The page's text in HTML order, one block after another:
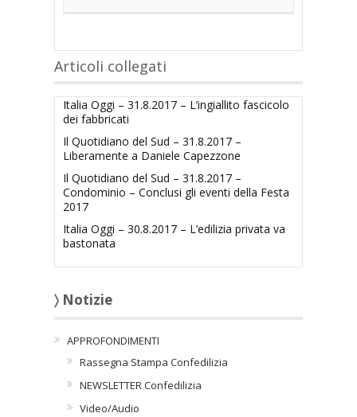
Articoli collegati
Italia Oggi – 31.8.2017 – L’ingiallito fascicolo
dei fabbricati
Il Quotidiano del Sud – 31.8.2017 –
Liberamente a Daniele Capezzone
Il Quotidiano del Sud – 31.8.2017 –
Condominio – Conclusi gli eventi della Festa
2017
Italia Oggi – 30.8.2017 – L’edilizia privata va
bastonata
〉 Notizie
APPROFONDIMENTI
Rassegna Stampa Confedilizia
NEWSLETTER Confedilizia
Video/Audio